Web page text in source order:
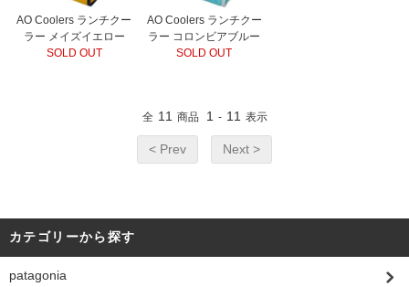
AO Coolers ランチクー
ラー メイズイエロー
SOLD OUT
AO Coolers ランチクー
ラー コロンビアブルー
SOLD OUT
全 11 商品 1 - 11 表示
< Prev Next >
カテゴリーから探す
patagonia